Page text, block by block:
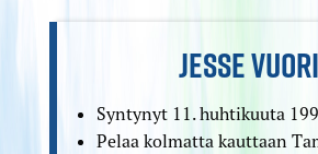
JESSE VUORI
Syntynyt 11. huhtikuuta
Pelaa kolmatta kauttaan